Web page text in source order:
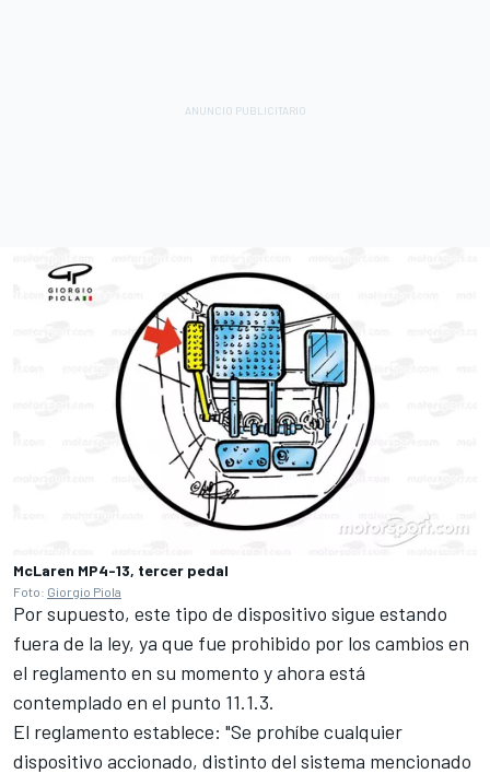
McLaren MP4-13, tercer pedal
Foto: Giorgio Piola
Por supuesto, este tipo de dispositivo sigue estando
fuera de la ley, ya que fue prohibido por los cambios en
el reglamento en su momento y ahora está
contemplado en el punto 11.1.3.
El reglamento establece: "Se prohíbe cualquier
dispositivo accionado, distinto del sistema mencionado